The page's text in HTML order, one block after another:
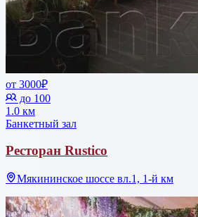
от 3000₽
до 100
1.0 км
Банкетный зал
Ресторан Rustico
Мякининское шоссе вл.1, 1-й км